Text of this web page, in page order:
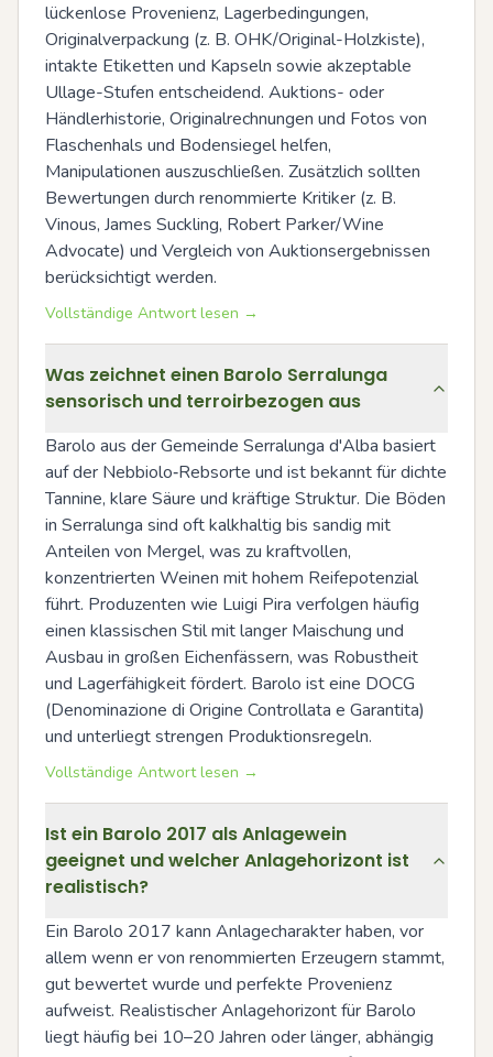
lückenlose Provenienz, Lagerbedingungen,
Originalverpackung (z. B. OHK/Original-Holzkiste),
intakte Etiketten und Kapseln sowie akzeptable
Ullage-Stufen entscheidend. Auktions- oder
Händlerhistorie, Originalrechnungen und Fotos von
Flaschenhals und Bodensiegel helfen,
Manipulationen auszuschließen. Zusätzlich sollten
Bewertungen durch renommierte Kritiker (z. B.
Vinous, James Suckling, Robert Parker/Wine
Advocate) und Vergleich von Auktionsergebnissen
berücksichtigt werden.
Vollständige Antwort lesen →
Was zeichnet einen Barolo Serralunga
sensorisch und terroirbezogen aus
Barolo aus der Gemeinde Serralunga d'Alba basiert
auf der Nebbiolo‑Rebsorte und ist bekannt für dichte
Tannine, klare Säure und kräftige Struktur. Die Böden
in Serralunga sind oft kalkhaltig bis sandig mit
Anteilen von Mergel, was zu kraftvollen,
konzentrierten Weinen mit hohem Reifepotenzial
führt. Produzenten wie Luigi Pira verfolgen häufig
einen klassischen Stil mit langer Maischung und
Ausbau in großen Eichenfässern, was Robustheit
und Lagerfähigkeit fördert. Barolo ist eine DOCG
(Denominazione di Origine Controllata e Garantita)
und unterliegt strengen Produktionsregeln.
Vollständige Antwort lesen →
Ist ein Barolo 2017 als Anlagewein
geeignet und welcher Anlagehorizont ist
realistisch?
Ein Barolo 2017 kann Anlagecharakter haben, vor
allem wenn er von renommierten Erzeugern stammt,
gut bewertet wurde und perfekte Provenienz
aufweist. Realistischer Anlagehorizont für Barolo
liegt häufig bei 10–20 Jahren oder länger, abhängig